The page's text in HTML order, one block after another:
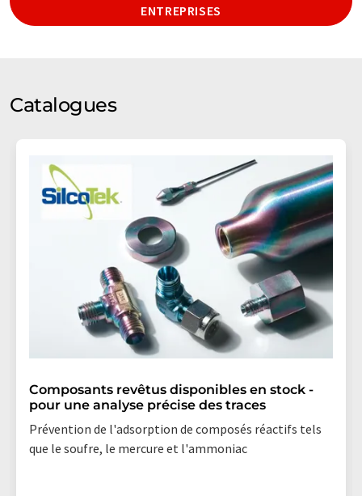
ENTREPRISES
Catalogues
Composants revêtus disponibles en stock -
pour une analyse précise des traces
Prévention de l'adsorption de composés réactifs tels
que le soufre, le mercure et l'ammoniac